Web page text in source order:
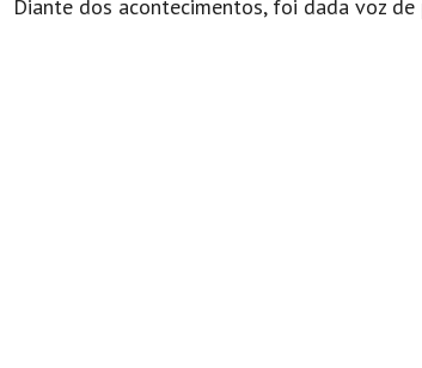
Diante dos acontecimentos, foi dada voz